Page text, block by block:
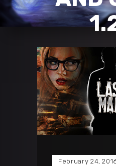
February 24,